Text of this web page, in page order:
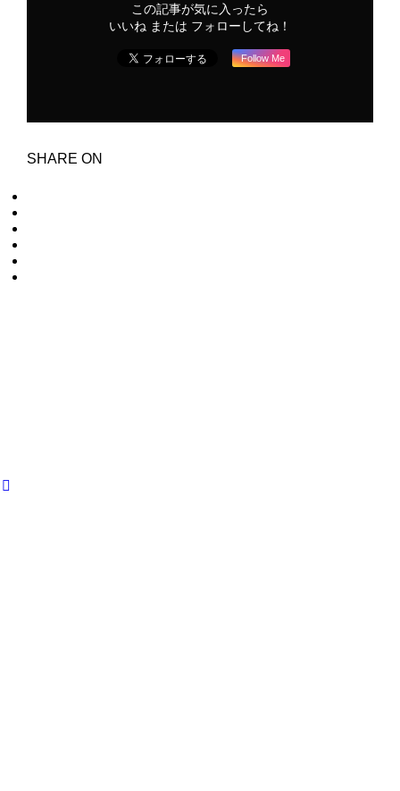
この記事が気に入ったら
いいね または フォローしてね！
Follow Me
SHARE ON